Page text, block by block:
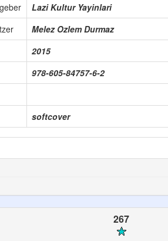
Lazi Kultur Yayinlari
Melez Ozlem Durmaz
2015
978-605-84757-6-2
softcover
267